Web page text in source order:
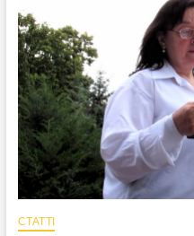
Харкові
можуть
отримати
багатоцільову
допомогу:
реєстрація
СТАТТІ